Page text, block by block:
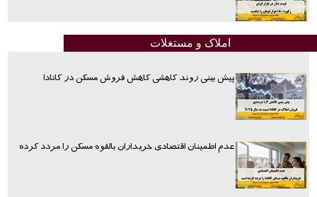
املاک و مستغلات
پیش بینی روند کاهشی کاهش فروش مسکن در کانادا
عدم اطمینان اقتصادی خریداران بالقوه مسکن را مردد کرده